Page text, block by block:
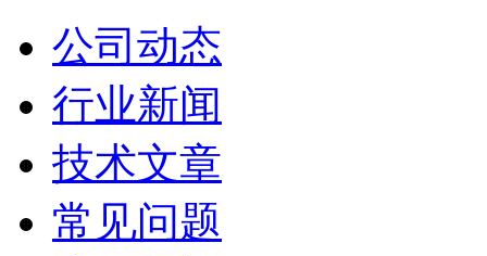
公司动态
行业新闻
技术文章
常见问题